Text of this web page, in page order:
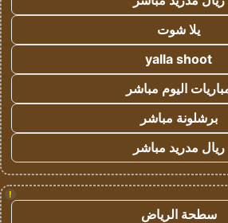
يلا شوت
yalla shoot
اليوم مباشر
برشلونة مباشر
ريال مدريد مباشر
!
سطحة الرياض